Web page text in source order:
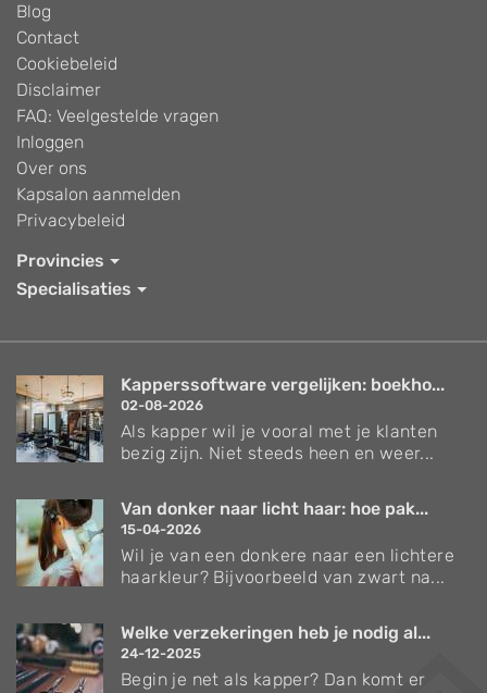
Blog
Contact
Cookiebeleid
Disclaimer
FAQ: Veelgestelde vragen
Inloggen
Over ons
Kapsalon aanmelden
Privacybeleid
Provincies
Specialisaties
Kapperssoftware vergelijken: boekho...
02-08-2026
Als kapper wil je vooral met je klanten
bezig zijn. Niet steeds heen en weer...
Van donker naar licht haar: hoe pak...
15-04-2026
Wil je van een donkere naar een lichtere
haarkleur? Bijvoorbeeld van zwart na...
Welke verzekeringen heb je nodig al...
24-12-2025
Begin je net als kapper? Dan komt er